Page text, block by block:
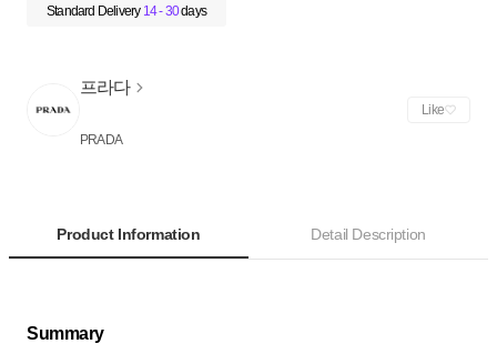
Standard Delivery 14 - 30days
프라다
PRADA
Like
Product Information Detail Description
Summary